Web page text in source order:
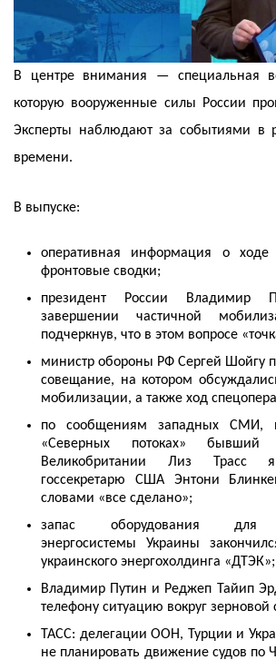
В центре внимания — специальная
которую вооруженные силы России
Эксперты наблюдают за событиями в
времени.
В выпуске:
оперативная информация о ходе
фронтовые сводки;
президент России Владимир
завершении частичной
подчеркнув, что в этом вопросе
министр обороны РФ Сергей Шойгу
совещание, на котором
мобилизации, а также ход
по сообщениям западных СМИ,
«Северных потоках» бывший
Великобритании Лиз Трасс
госсекретарю США Энтони
словами «все сделано»;
запас оборудования для
энергосистемы Украины
украинского энергохолдинга «ДТЭК»;
Владимир Путин и Реджеп Тайип
телефону ситуацию вокруг зерновой
ТАСС: делегации ООН, Турции и
не планировать движение судов по